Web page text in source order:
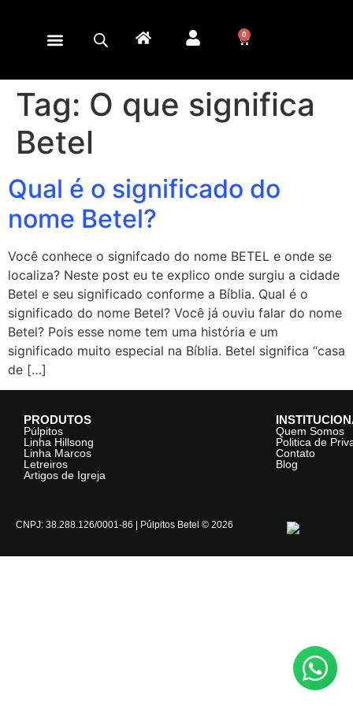
0
Tag: O que significa
Betel
Qual é o significado do
nome Betel?
Você conhece o signifcado do nome BETEL e onde se
localiza? Neste post eu te explico onde surgiu a cidade
Betel e seu significado conforme a Bíblia. Qual é o
significado do nome Betel? Você já ouviu falar do nome
Betel? Pois esse nome tem uma história e um
significado muito especial na Bíblia. Betel significa “casa
de […]
PRODUTOS
Púlpitos
Linha Hillsong
Linha Marcos
Letreiros
Artigos de Igreja
Quem Somos
Politica de
Contato
Blog
CNPJ: 38.288.126/0001-86 | Púlpitos Betel © 2026